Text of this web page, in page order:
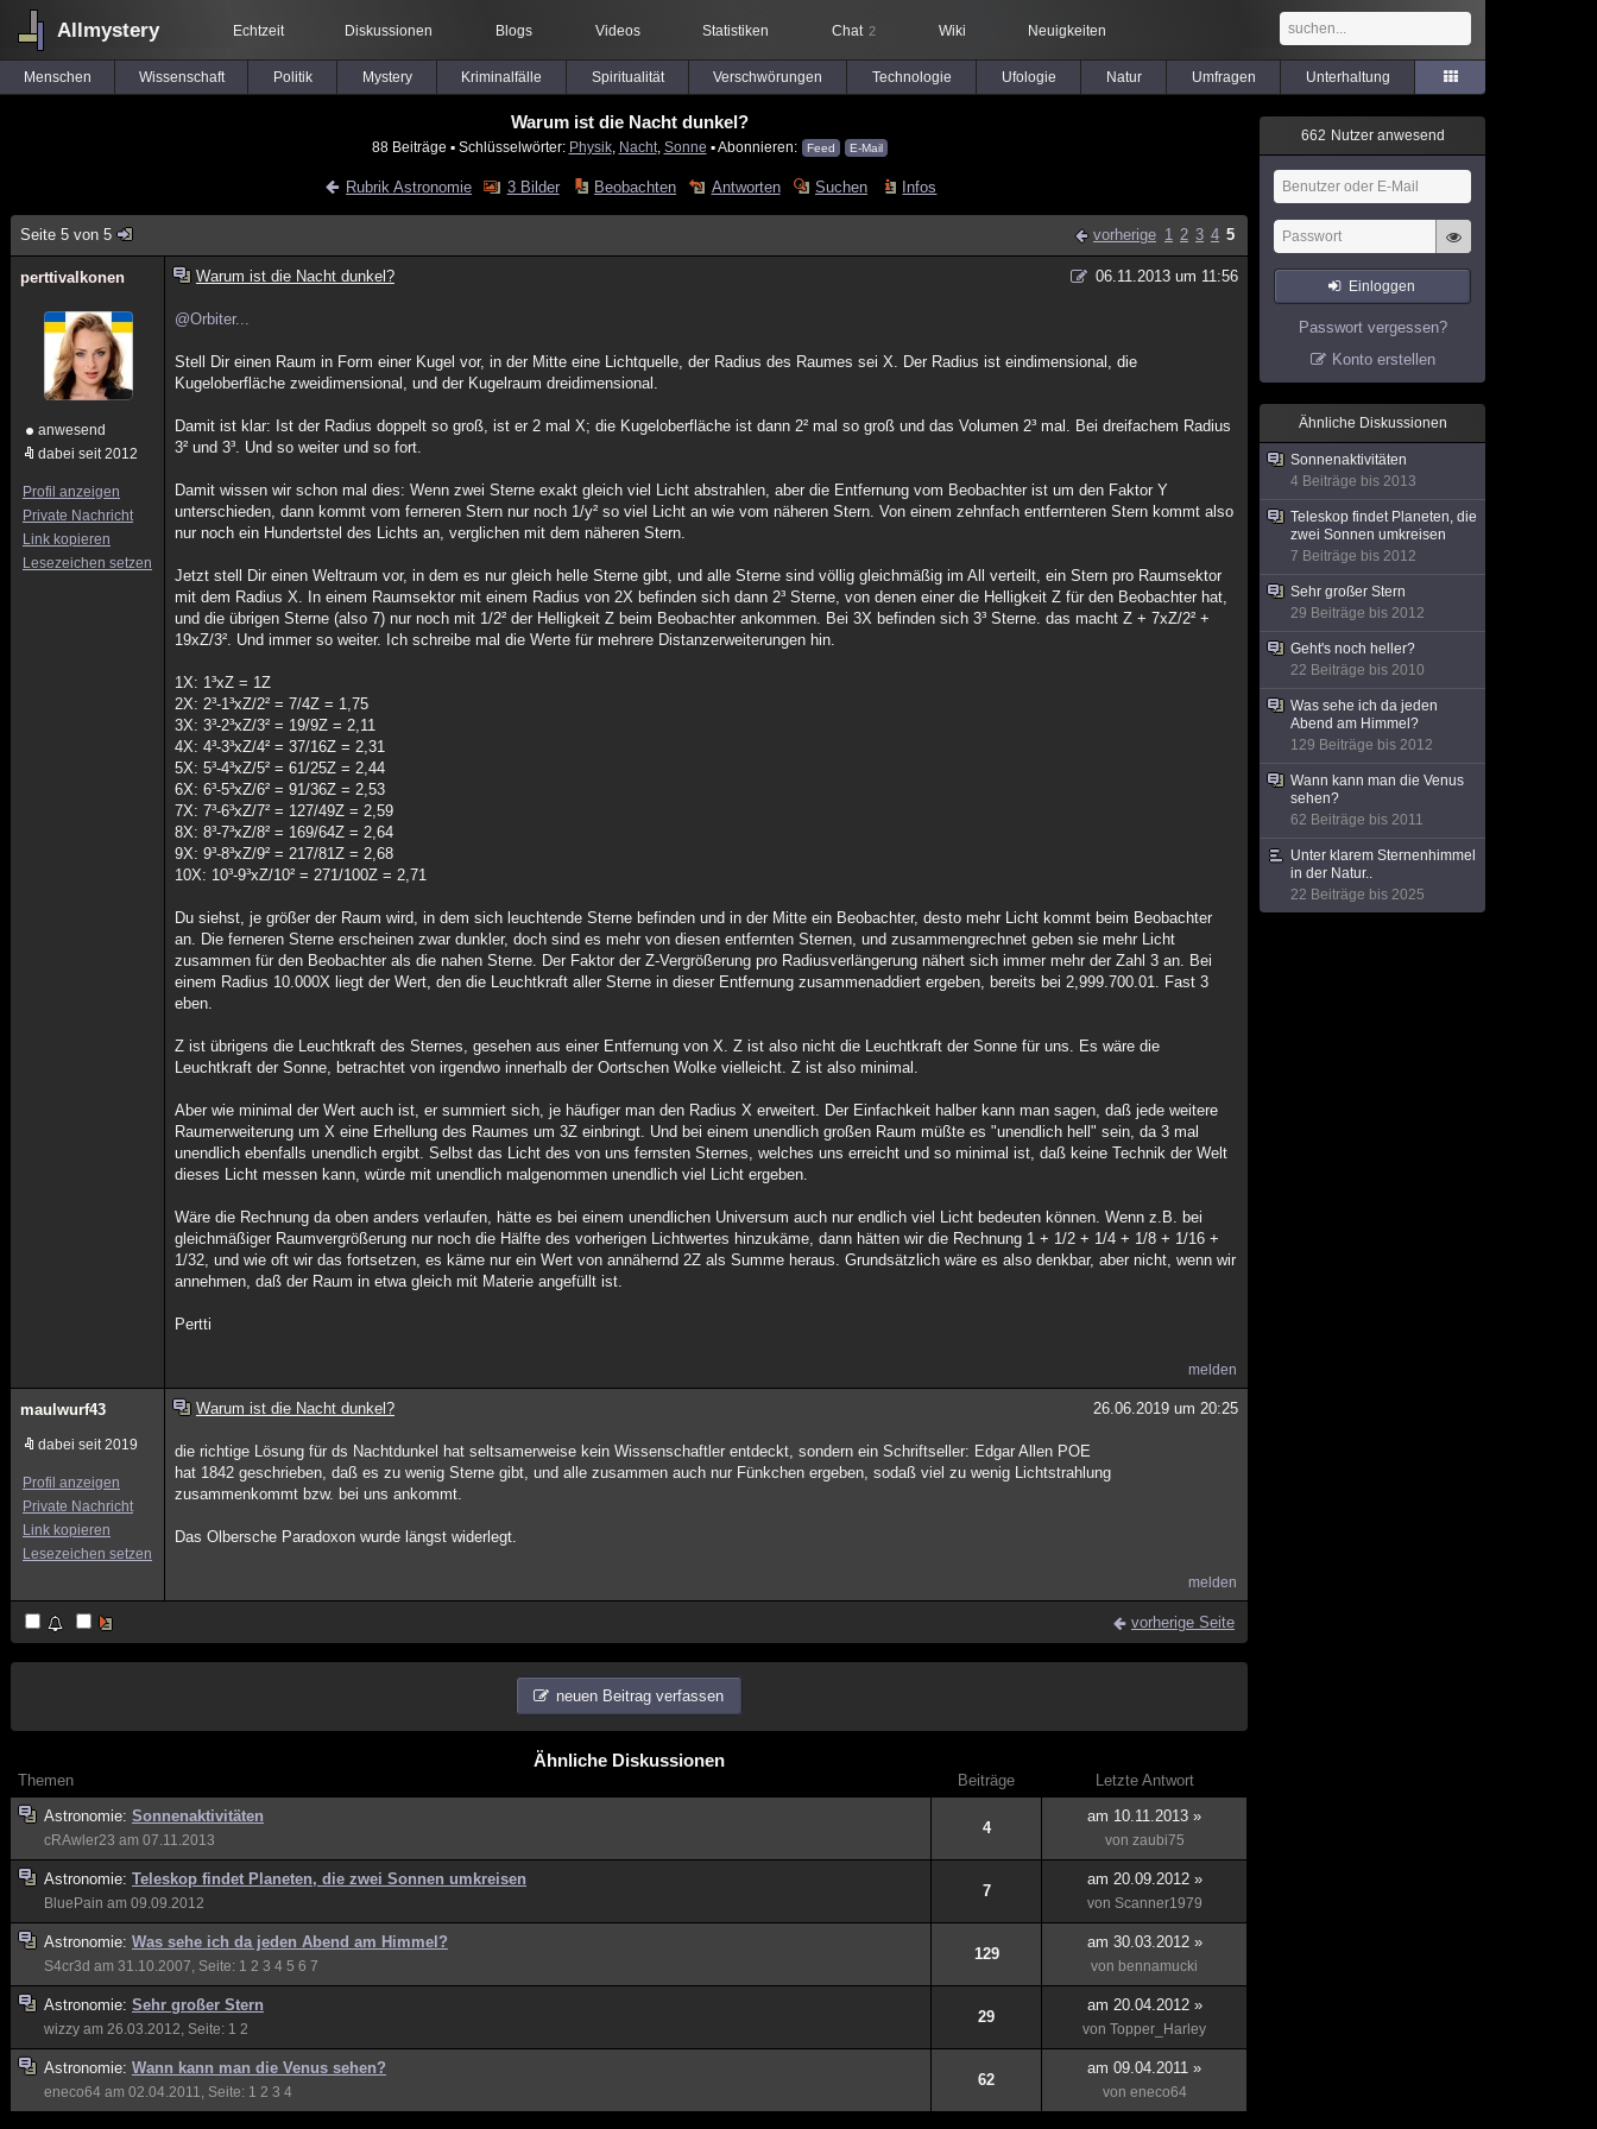
Allmystery Echtzeit Diskussionen Blogs Videos Statistiken Chat 2 Wiki Neuigkeiten
Menschen Wissenschaft Politik Mystery Kriminalfälle Spiritualität Verschwörungen Technologie Ufologie Natur Umfragen Unterhaltung
Warum ist die Nacht dunkel?
88 Beiträge ▪ Schlüsselwörter: Physik, Nacht, Sonne ▪ Abonnieren: Feed E-Mail
Rubrik Astronomie 3 Bilder Beobachten Antworten Suchen Infos
Seite 5 von 5 vorherige 1 2 3 4 5
perttivalkonen
anwesend
dabei seit 2012
Profil anzeigen
Private Nachricht
Link kopieren
Lesezeichen setzen
Warum ist die Nacht dunkel? 06.11.2013 um 11:56
@Orbiter...
Stell Dir einen Raum in Form einer Kugel vor, in der Mitte eine Lichtquelle, der Radius des Raumes sei X. Der Radius ist eindimensional, die
Kugeloberfläche zweidimensional, und der Kugelraum dreidimensional.
Damit ist klar: Ist der Radius doppelt so groß, ist er 2 mal X; die Kugeloberfläche ist dann 2² mal so groß und das Volumen 2³ mal. Bei dreifachem Radius
3² und 3³. Und so weiter und so fort.
Damit wissen wir schon mal dies: Wenn zwei Sterne exakt gleich viel Licht abstrahlen, aber die Entfernung vom Beobachter ist um den Faktor Y
unterschieden, dann kommt vom ferneren Stern nur noch 1/y² so viel Licht an wie vom näheren Stern. Von einem zehnfach entfernteren Stern kommt also
nur noch ein Hundertstel des Lichts an, verglichen mit dem näheren Stern.
Jetzt stell Dir einen Weltraum vor, in dem es nur gleich helle Sterne gibt, und alle Sterne sind völlig gleichmäßig im All verteilt, ein Stern pro Raumsektor
mit dem Radius X. In einem Raumsektor mit einem Radius von 2X befinden sich dann 2³ Sterne, von denen einer die Helligkeit Z für den Beobachter hat,
und die übrigen Sterne (also 7) nur noch mit 1/2² der Helligkeit Z beim Beobachter ankommen. Bei 3X befinden sich 3³ Sterne. das macht Z + 7xZ/2² +
19xZ/3². Und immer so weiter. Ich schreibe mal die Werte für mehrere Distanzerweiterungen hin.
1X: 1³xZ = 1Z
2X: 2³-1³xZ/2² = 7/4Z = 1,75
3X: 3³-2³xZ/3² = 19/9Z = 2,11
4X: 4³-3³xZ/4² = 37/16Z = 2,31
5X: 5³-4³xZ/5² = 61/25Z = 2,44
6X: 6³-5³xZ/6² = 91/36Z = 2,53
7X: 7³-6³xZ/7² = 127/49Z = 2,59
8X: 8³-7³xZ/8² = 169/64Z = 2,64
9X: 9³-8³xZ/9² = 217/81Z = 2,68
10X: 10³-9³xZ/10² = 271/100Z = 2,71
Du siehst, je größer der Raum wird, in dem sich leuchtende Sterne befinden und in der Mitte ein Beobachter, desto mehr Licht kommt beim Beobachter
an. Die ferneren Sterne erscheinen zwar dunkler, doch sind es mehr von diesen entfernten Sternen, und zusammengrechnet geben sie mehr Licht
zusammen für den Beobachter als die nahen Sterne. Der Faktor der Z-Vergrößerung pro Radiusverlängerung nähert sich immer mehr der Zahl 3 an. Bei
einem Radius 10.000X liegt der Wert, den die Leuchtkraft aller Sterne in dieser Entfernung zusammenaddiert ergeben, bereits bei 2,999.700.01. Fast 3
eben.
Z ist übrigens die Leuchtkraft des Sternes, gesehen aus einer Entfernung von X. Z ist also nicht die Leuchtkraft der Sonne für uns. Es wäre die
Leuchtkraft der Sonne, betrachtet von irgendwo innerhalb der Oortschen Wolke vielleicht. Z ist also minimal.
Aber wie minimal der Wert auch ist, er summiert sich, je häufiger man den Radius X erweitert. Der Einfachkeit halber kann man sagen, daß jede weitere
Raumerweiterung um X eine Erhellung des Raumes um 3Z einbringt. Und bei einem unendlich großen Raum müßte es "unendlich hell" sein, da 3 mal
unendlich ebenfalls unendlich ergibt. Selbst das Licht des von uns fernsten Sternes, welches uns erreicht und so minimal ist, daß keine Technik der Welt
dieses Licht messen kann, würde mit unendlich malgenommen unendlich viel Licht ergeben.
Wäre die Rechnung da oben anders verlaufen, hätte es bei einem unendlichen Universum auch nur endlich viel Licht bedeuten können. Wenn z.B. bei
gleichmäßiger Raumvergrößerung nur noch die Hälfte des vorherigen Lichtwertes hinzukäme, dann hätten wir die Rechnung 1 + 1/2 + 1/4 + 1/8 + 1/16 +
1/32, und wie oft wir das fortsetzen, es käme nur ein Wert von annähernd 2Z als Summe heraus. Grundsätzlich wäre es also denkbar, aber nicht, wenn wir
annehmen, daß der Raum in etwa gleich mit Materie angefüllt ist.
Pertti
melden
maulwurf43
dabei seit 2019
Profil anzeigen
Private Nachricht
Link kopieren
Lesezeichen setzen
Warum ist die Nacht dunkel? 26.06.2019 um 20:25
die richtige Lösung für ds Nachtdunkel hat seltsamerweise kein Wissenschaftler entdeckt, sondern ein Schriftseller: Edgar Allen POE
hat 1842 geschrieben, daß es zu wenig Sterne gibt, und alle zusammen auch nur Fünkchen ergeben, sodaß viel zu wenig Lichtstrahlung
zusammenkommt bzw. bei uns ankommt.
Das Olbersche Paradoxon wurde längst widerlegt.
melden
vorherige Seite
neuen Beitrag verfassen
Ähnliche Diskussionen
Themen Beiträge
Letzte Antwort
Astronomie: Sonnenaktivitäten
cRAwler23 am 07.11.2013
4
am 10.11.2013 »
von zaubi75
Astronomie: Teleskop findet Planeten, die zwei Sonnen umkreisen
BluePain am 09.09.2012
7
am 20.09.2012 »
von Scanner1979
Astronomie: Was sehe ich da jeden Abend am Himmel?
S4cr3d am 31.10.2007, Seite: 1 2 3 4 5 6 7
129
am 30.03.2012 »
von bennamucki
Astronomie: Sehr großer Stern
wizzy am 26.03.2012, Seite: 1 2
29
am 20.04.2012 »
von Topper_Harley
Astronomie: Wann kann man die Venus sehen?
eneco64 am 02.04.2011, Seite: 1 2 3 4
62
am 09.04.2011 »
von eneco64
662 Nutzer anwesend
Einloggen
Passwort vergessen?
Konto erstellen
Ähnliche Diskussionen
Sonnenaktivitäten
4 Beiträge bis 2013
Teleskop findet Planeten, die
zwei Sonnen umkreisen
7 Beiträge bis 2012
Sehr großer Stern
29 Beiträge bis 2012
Geht's noch heller?
22 Beiträge bis 2010
Was sehe ich da jeden
Abend am Himmel?
129 Beiträge bis 2012
Wann kann man die Venus
sehen?
62 Beiträge bis 2011
Unter klarem Sternenhimmel
in der Natur..
22 Beiträge bis 2025